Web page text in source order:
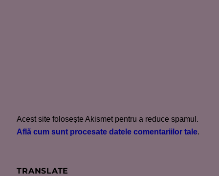
Acest site folosește Akismet pentru a reduce spamul.
Află cum sunt procesate datele comentariilor tale.
TRANSLATE